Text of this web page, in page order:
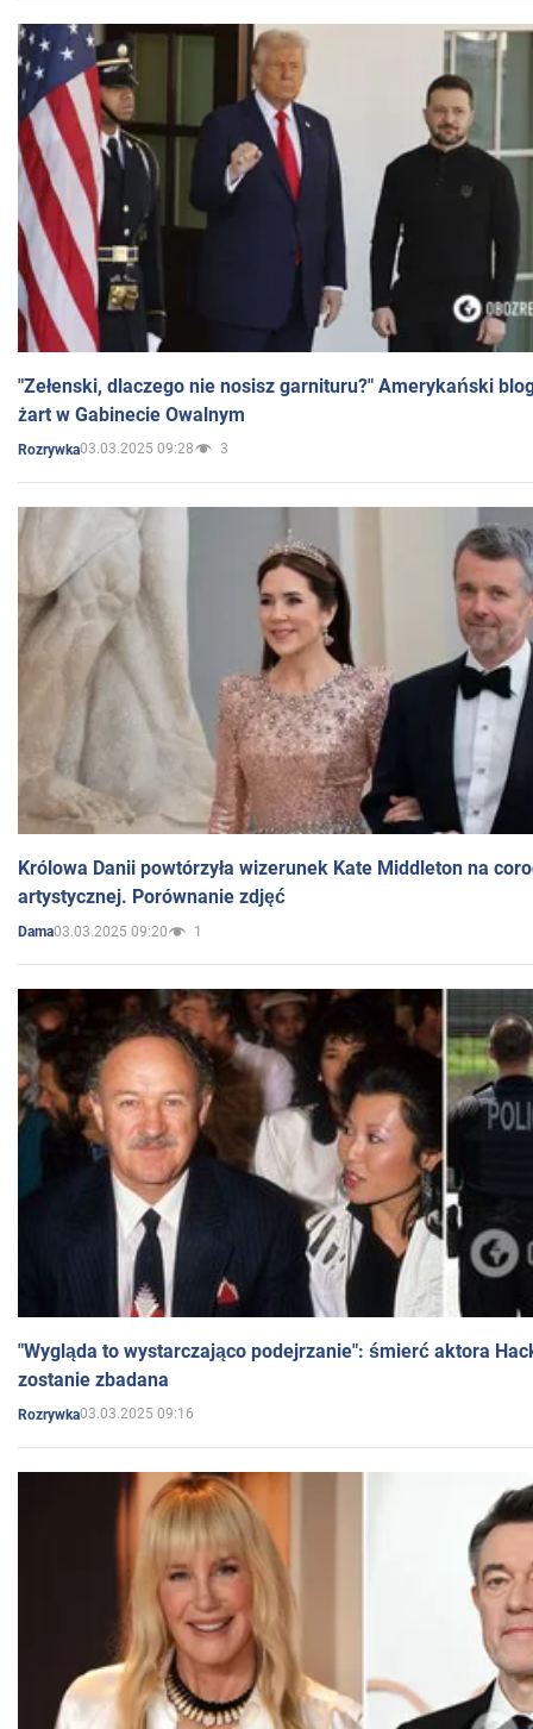
"Zełenski, dlaczego nie nosisz garnituru?" Amerykański
żart w Gabinecie Owalnym
Rozrywka03.03.2025 09:28 3
Królowa Danii powtórzyła wizerunek Kate Middleton na
artystycznej. Porównanie zdjęć
Dama03.03.2025 09:20 1
"Wygląda to wystarczająco podejrzanie": śmierć aktora
zostanie zbadana
Rozrywka03.03.2025 09:16